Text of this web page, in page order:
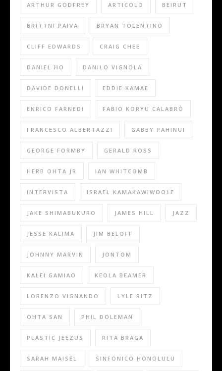
ARTHUR GODFREY ARTICOLO BEIRUT
BRITTNI PAIVA BRYAN TOLENTINO
CLIFF EDWARDS CRAIG CHEE
DANIEL HO DANILO VIGNOLA
DAVIDE DONELLI EDDIE KAMAE
ENRICO FARNEDI FABIO KORYU CALABRÒ
FRANCESCO ALBERTAZZI GABBY PAHINUI
GEORGE FORMBY GERALD ROSS
HERB OHTA JR IAN WHITCOMB
INTERVISTA ISRAEL KAMAKAWIWOOLE
JAKE SHIMABUKURO JAMES HILL JAZZ
JESSE KALIMA JIM BELOFF
JOHNNY MARVIN JONTOM
KALEI GAMIAO KEOLA BEAMER
LORENZO VIGNANDO LYLE RITZ
OHTA SAN PHIL DOLEMAN
PLASTIC JEEZUS RITA BRAGA
SARAH MAISEL SINFONICO HONOLULU